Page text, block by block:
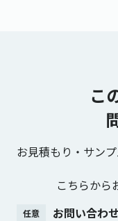
こ
お見積もり・サン
こちらから
任意
お問い合わ